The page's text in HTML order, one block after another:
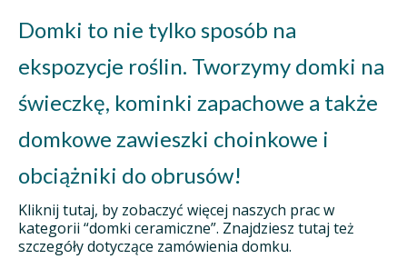
Domki to nie tylko sposób na
ekspozycje roślin. Tworzymy domki na
świeczkę, kominki zapachowe a także
domkowe zawieszki choinkowe i
obciążniki do obrusów!
Kliknij tutaj, by zobaczyć więcej naszych prac w
kategorii “domki ceramiczne”. Znajdziesz tutaj też
szczegóły dotyczące zamówienia domku.